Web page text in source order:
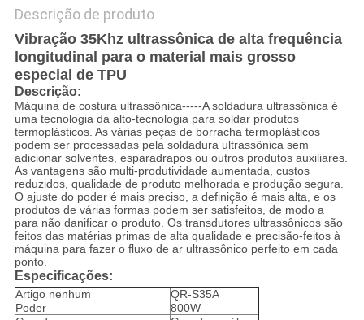
Descrição de produto
Vibração 35Khz ultrassônica de alta frequência
longitudinal para o material mais grosso
especial de TPU
Descrição:
Máquina de costura ultrassônica-----A soldadura ultrassônica é
uma tecnologia da alto-tecnologia para soldar produtos
termoplásticos. As várias peças de borracha termoplásticos
podem ser processadas pela soldadura ultrassônica sem
adicionar solventes, esparadrapos ou outros produtos auxiliares.
As vantagens são multi-produtividade aumentada, custos
reduzidos, qualidade de produto melhorada e produção segura.
O ajuste do poder é mais preciso, a definição é mais alta, e os
produtos de várias formas podem ser satisfeitos, de modo a
para não danificar o produto. Os transdutores ultrassônicos são
feitos das matérias primas de alta qualidade e precisão-feitos à
máquina para fazer o fluxo de ar ultrassônico perfeito em cada
ponto.
Especificações:
Artigo nenhum
QR-S35A
Poder
800W